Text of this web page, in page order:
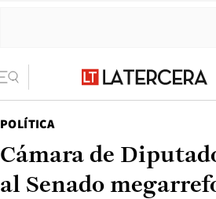
POLÍTICA
Cámara de
al Senado